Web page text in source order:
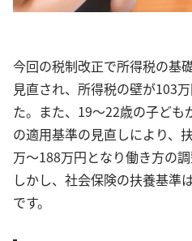
今回の税制改正で所得税の基
見直され、所得税の壁が103
た。また、19～22歳の子ども
の適用基準の見直しにより、
万～188万円となり働き方の
しかし、社会保険の扶養基準
です。